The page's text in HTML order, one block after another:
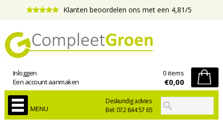
Klanten beoordelen ons met een 4,81/5
Deskundig advies
Bel: 072 844 57 65
Inloggen
Een account aanmaken
0 items
€0,00
MENU